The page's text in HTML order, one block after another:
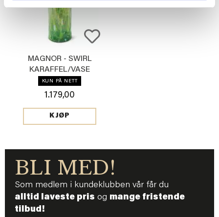
MAGNOR - SWIRL
KARAFFEL/VASE
GRØNN
KUN PÅ NETT
1.179,00
KJØP
BLI MED!
Som medlem i kundeklubben vår får du
alltid laveste pris og mange fristende
tilbud!